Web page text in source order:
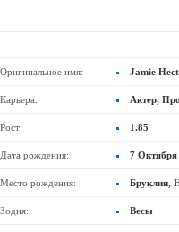
Оригинальное имя: Jamie
Карьера: Актер,
Рост: 1.85
Дата рождения: 7 Октября
Место рождения:
Зодия: Весы